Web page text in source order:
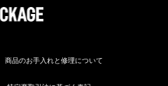
商品のお手入れと修理について